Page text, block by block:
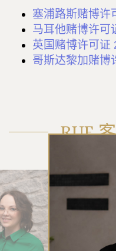
塞浦路斯赌博许
马耳他赌博许可
英国赌博许可证
哥斯达黎加赌博
RUE